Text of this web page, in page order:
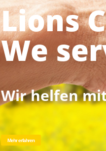
Lions
We
Wir helfen
Mehr erfahren